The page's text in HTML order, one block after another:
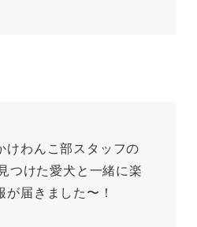
けわんこ部スタッフの
つけた愛犬と一緒に楽
届きました〜！